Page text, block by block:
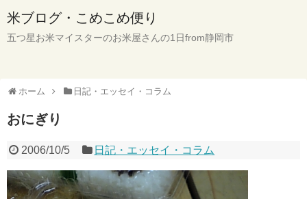
米ブログ・こめこめ便り
五つ星お米マイスターのお米屋さんの1日from静岡市
ホーム 日記・エッセイ・コラム
おにぎり
2006/10/5 日記・エッセイ・コラム